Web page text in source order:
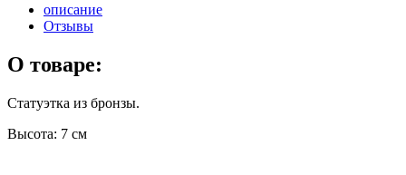
описание
Отзывы
О товаре:
Статуэтка из бронзы.
Высота: 7 см